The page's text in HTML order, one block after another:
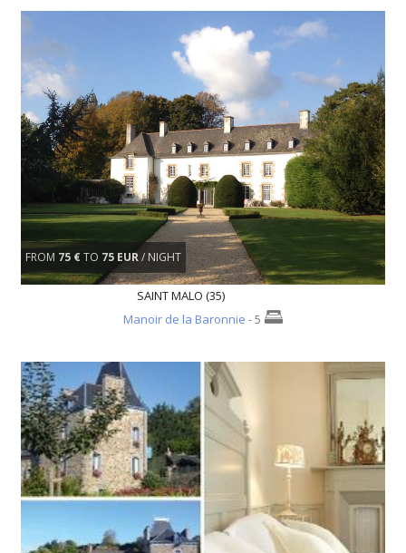
FROM 75 €TO 75 EUR/ NIGHT
SAINT MALO (35)
Manoir de la Baronnie - 5